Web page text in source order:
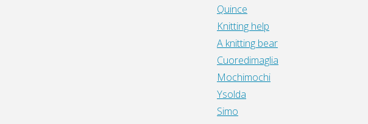
Quince
Knitting help
A knitting bear
Cuoredimaglia
Mochimochi
Ysolda
Simo